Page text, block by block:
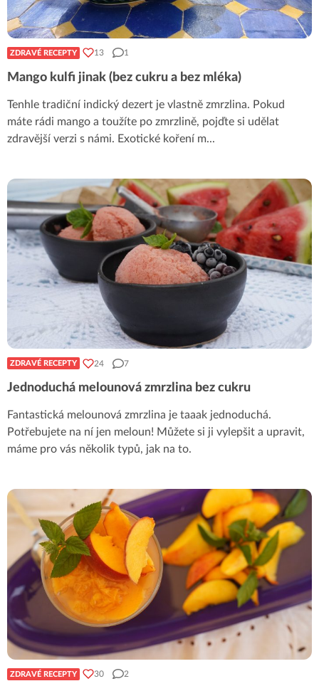
ZDRAVÉ RECEPTY 13 1
Mango kulfi jinak (bez cukru a bez mléka)
Tenhle tradiční indický dezert je vlastně zmrzlina. Pokud
máte rádi mango a toužíte po zmrzlině, pojďte si udělat
zdravější verzi s námi. Exotické koření m...
ZDRAVÉ RECEPTY 24 7
Jednoduchá melounová zmrzlina bez cukru
Fantastická melounová zmrzlina je taaak jednoduchá.
Potřebujete na ní jen meloun! Můžete si ji vylepšit a upravit,
máme pro vás několik typů, jak na to.
ZDRAVÉ RECEPTY 30 2